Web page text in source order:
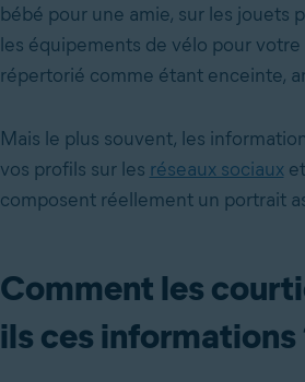
bébé pour une amie, sur les jouets
les équipements de vélo pour
répertorié comme étant enceinte,
Mais le plus souvent, les
vos profils sur les réseaux sociauxet
composent réellement un portrait
Comment les
ils ces informations